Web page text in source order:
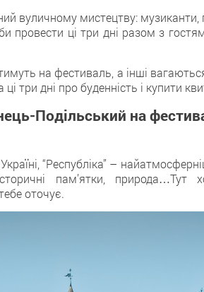
вуличному мистецтву: музиканти,
провести ці три дні разом з
на фестиваль, а інші
три дні про буденність і купити
Подільський на
“Республіка” –
пам’ятки, природа…Тут
оточує.